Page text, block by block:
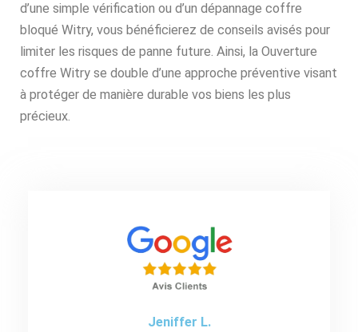
d’une simple vérification ou d’un dépannage coffre
bloqué Witry, vous bénéficierez de conseils avisés pour
limiter les risques de panne future. Ainsi, la Ouverture
coffre Witry se double d’une approche préventive visant
à protéger de manière durable vos biens les plus
précieux.
Jeniffer L.